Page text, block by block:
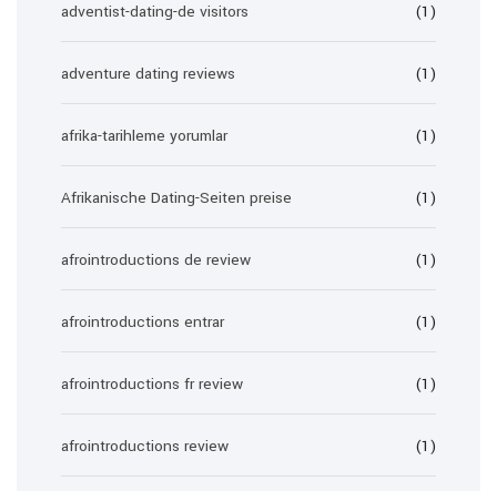
adventist-dating-de visitors (1)
adventure dating reviews (1)
afrika-tarihleme yorumlar (1)
Afrikanische Dating-Seiten preise (1)
afrointroductions de review (1)
afrointroductions entrar (1)
afrointroductions fr review (1)
afrointroductions review (1)